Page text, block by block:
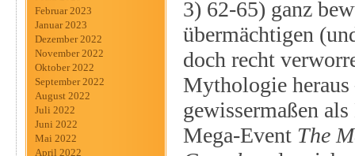
Februar 2023
Januar 2023
Dezember 2022
November 2022
Oktober 2022
September 2022
August 2022
Juli 2022
Juni 2022
Mai 2022
April 2022
3) 62-65) ganz
übermächtigen
doch recht
Mythologie heraus
gewissermaßen
Mega-Event The